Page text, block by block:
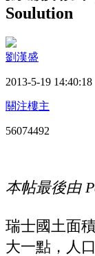
Soulution
劉漢盛
2013-5-19 14:40:18
關注樓主
56074492
本帖最後由
瑞士國土面
大一點，人